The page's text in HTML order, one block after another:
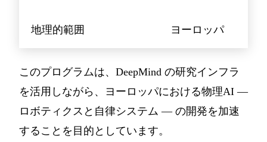
地理的範囲 ヨーロッパ
このプログラムは、DeepMind の研究インフラ
を活用しながら、ヨーロッパにおける物理AI —
ロボティクスと自律システム — の開発を加速
することを目的としています。